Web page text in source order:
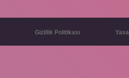
Gizlilik Politikası